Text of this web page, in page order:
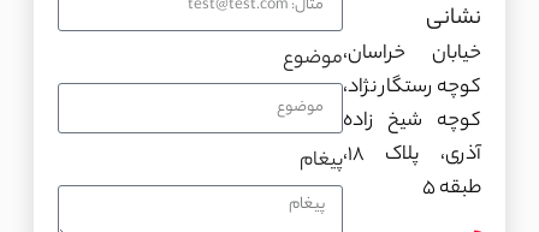
نشانی
خیابان خراسان،
کوچه رستگار نژاد،
کوچه شیخ زاده
آذری، پلاک ۱۸،
طبقه ۵
موضوع
پیغام